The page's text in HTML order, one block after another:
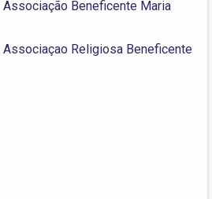
Associação Beneficente Maria
Associaçao Religiosa Beneficente